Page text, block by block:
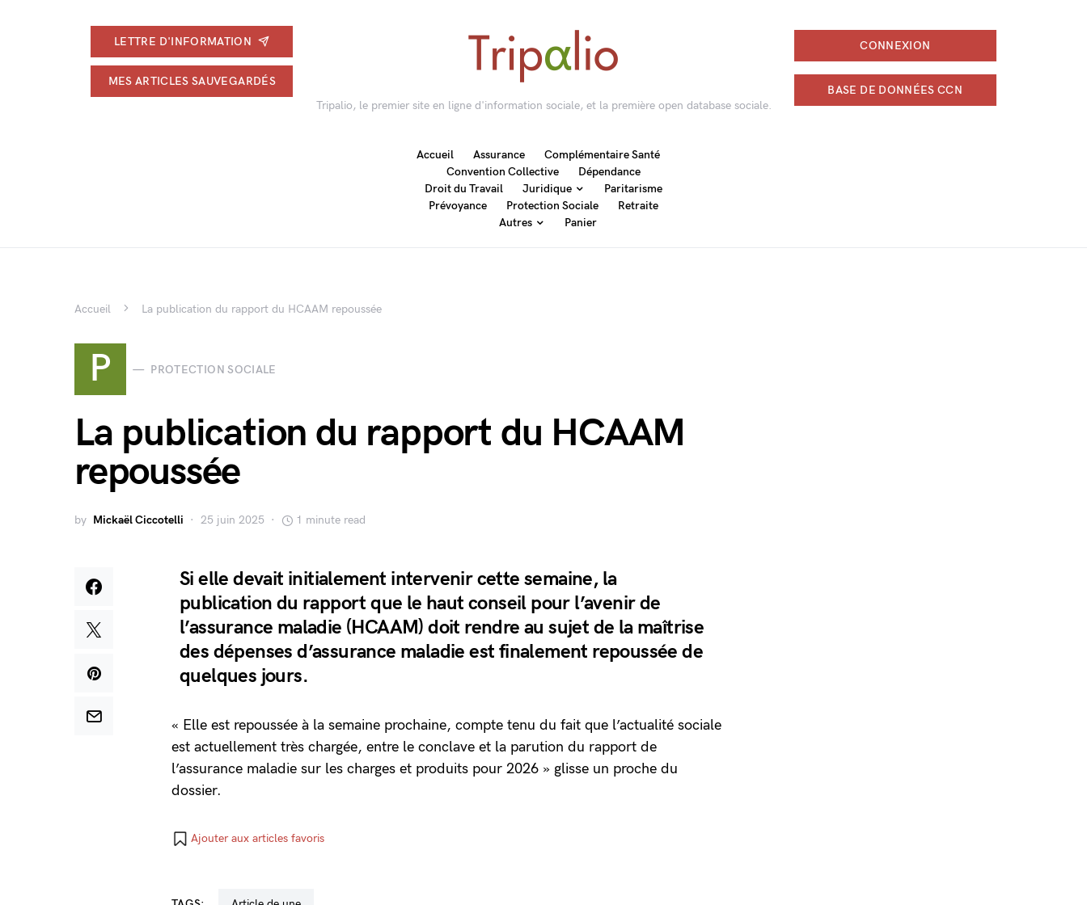
LETTRE D'INFORMATION
MES ARTICLES SAUVEGARDÉS
Tripalio, le premier site en ligne d'information sociale, et la première open database sociale.
CONNEXION
BASE DE DONNÉES CCN
Accueil Assurance
Complémentaire Santé
Convention Collective
Dépendance
Droit du Travail
Juridique
Paritarisme
Prévoyance
Protection Sociale
Retraite
Autres
Panier
Accueil La publication du rapport du HCAAM repoussée
P PROTECTION SOCIALE
La publication du rapport du HCAAM
repoussée
by Mickaël Ciccotelli 25 juin 2025 1 minute read
Si elle devait initialement intervenir cette semaine, la
publication du rapport que le haut conseil pour l’avenir de
l’assurance maladie (HCAAM) doit rendre au sujet de la maîtrise
des dépenses d’assurance maladie est finalement repoussée de
quelques jours.
« Elle est repoussée à la semaine prochaine, compte tenu du fait que l’actualité sociale
est actuellement très chargée, entre le conclave et la parution du rapport de
l’assurance maladie sur les charges et produits pour 2026 » glisse un proche du
dossier.
Ajouter aux articles favoris